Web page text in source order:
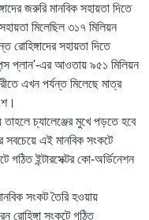
জরুরি মানবিক সহায়তা দিতে
মিলেছিল ৩১৭ মিলিয়ন
রোহিঙ্গাদের সহায়তা দিতে
প্লান'-এর আওতায় ৯৫১ মিলিয়ন
এখন পর্যন্ত মিলেছে মাত্র
চ্যালেঞ্জের মুখে পড়তে হবে
সবচেয়ে এই মানবিক সংকটে
গঠিত ইন্টারসেক্টর কো-অর্ডিনেশন
সংকট তৈরি হওয়ায়
রোহিঙ্গা সংকটে গঠিত